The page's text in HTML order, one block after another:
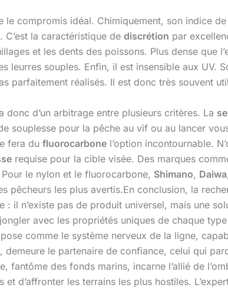
le compromis idéal. Chimiquement, son indice
la caractéristique de discrétion par
et les dents des poissons. Plus dense que
leurres souples. Enfin, il est insensible aux
parfaitement réalisés. Il est donc très souvent
donc d’un arbitrage entre plusieurs critères. La
souplesse pour la pêche au vif ou au lancer
fera du fluorocarbone l’option incontournable.
requise pour la cible visée. Des marques
le nylon et le fluorocarbone, Shimano, Daiwa,
pêcheurs les plus avertis.En conclusion, la
: il n’existe pas de produit universel, mais une
avec les propriétés uniques de chaque
comme le système nerveux de la ligne,
le partenaire de confiance, celui qui
des fonds marins, incarne l’allié de
d’affronter les terrains les plus hostiles.